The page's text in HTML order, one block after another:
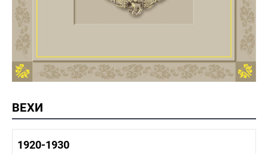
ВЕХИ
1920-1930